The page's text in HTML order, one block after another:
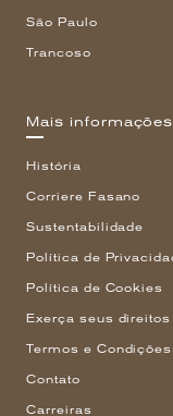
São Paulo
Trancoso
Mais informações
História
Corriere Fasano
Sustentabilidade
Política de
Política de Cookies
Exerça seus direitos
Termos e Condições
Contato
Carreiras